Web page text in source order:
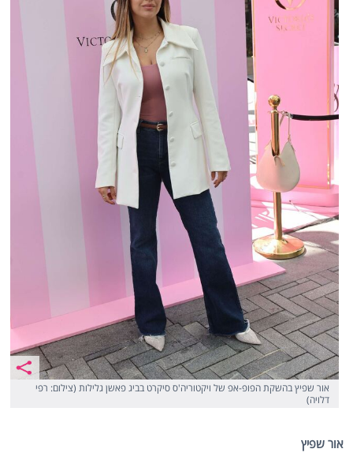
אור שפיץ בהשקת הפופ-אפ של ויקטוריה'ס סיקרט בביג פאשן גלילות (צילום: רפי
דלויה)
אור שפיץ